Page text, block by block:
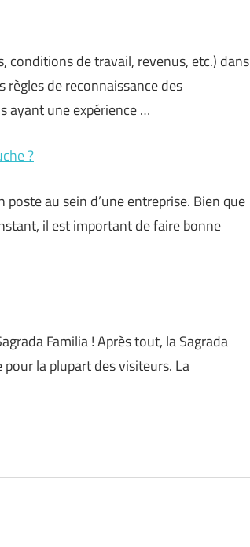
conditions de travail, revenus, etc.) dans
de reconnaissance des
ayant une expérience …
?
au sein d’une entreprise. Bien que
il est important de faire bonne
Familia ! Après tout, la Sagrada
la plupart des visiteurs. La